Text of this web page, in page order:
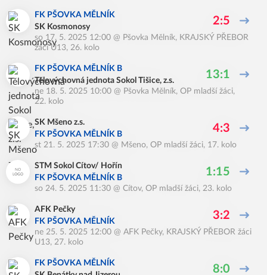
FK PŠOVKA MĚLNÍK
SK Kosmonosy
2:5
so 17. 5. 2025 12:00 @ Pšovka Mělník, KRAJSKÝ PŘEBOR
žáci U13, 26. kolo
FK PŠOVKA MĚLNÍK B
Tělovýchovná jednota Sokol Tišice, z.s.
13:1
ne 18. 5. 2025 10:00 @ Pšovka Mělník, OP mladší žáci,
22. kolo
SK Mšeno z.s.
FK PŠOVKA MĚLNÍK B
4:3
st 21. 5. 2025 17:30 @ Mšeno, OP mladší žáci, 17. kolo
STM Sokol Cítov/ Hořín
FK PŠOVKA MĚLNÍK B
1:15
so 24. 5. 2025 11:30 @ Cítov, OP mladší žáci, 23. kolo
AFK Pečky
FK PŠOVKA MĚLNÍK
3:2
ne 25. 5. 2025 12:00 @ AFK Pečky, KRAJSKÝ PŘEBOR žáci
U13, 27. kolo
FK PŠOVKA MĚLNÍK
8:0